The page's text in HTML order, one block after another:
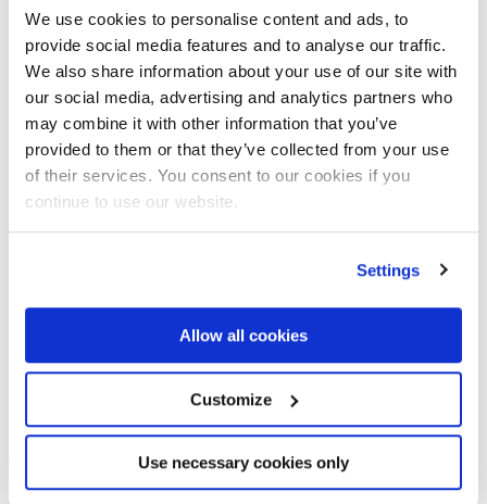
We use cookies to personalise content and ads, to
provide social media features and to analyse our traffic.
We also share information about your use of our site with
our social media, advertising and analytics partners who
may combine it with other information that you’ve
provided to them or that they’ve collected from your use
of their services. You consent to our cookies if you
continue to use our website.
Settings
Allow all cookies
Customize
Use necessary cookies only
di mercato raggiunta, il rapporto personale e duraturo che
abbiamo costruito con i clienti, la leadership
nell’innovazione dei prodotti e l’elevata efficienza del
servizio. La nostra forza è data dalla conoscenza di tutti i
modelli di gru che ci permette di progettare e realizzare “in
casa” soluzioni di allestimento personalizzate. Siamo
inoltre il distributore di gru che ha costruito il rapporto più
lungo con lo stesso produttore di gru nei Paesi Bassi
Tra le tante gru vendute, c’è una consegna che ha lasciato
Molte delle nostre collaborazioni sono a lungo termine ed è
difficile indicare una consegna in particolare. Abbiamo
clienti come la Royal Navy, la Royal Army, la Polizia
Nazionale, i Vigili del Fuoco, diverse agenzie governative e
aziende private, sia grandi che piccole, e persino la Royal
KLM Airlines. Ci sono inoltre clienti che sono con noi